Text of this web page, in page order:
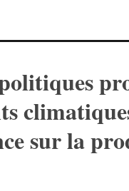
sur la